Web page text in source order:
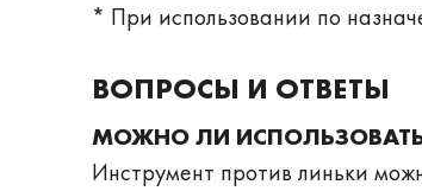
* При использовании по
ВОПРОСЫ И ОТВЕТЫ
МОЖНО ЛИ ИСПОЛЬЗОВАТЬ
Инструмент против линьки